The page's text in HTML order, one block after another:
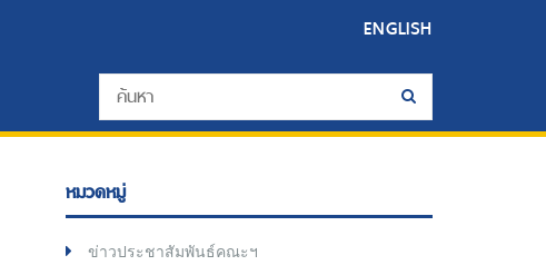
ENGLISH
หมวดหมู่
ข่าวประชาสัมพันธ์คณะฯ